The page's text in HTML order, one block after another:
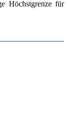
Höchstgrenze für